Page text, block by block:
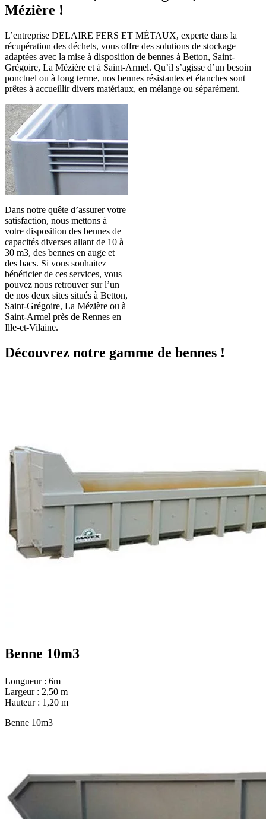
Mézière !
L’entreprise DELAIRE FERS ET MÉTAUX, experte dans la
récupération des déchets, vous offre des solutions de stockage
adaptées avec la mise à disposition de bennes à Betton, Saint-
Grégoire, La Mézière et à Saint-Armel. Qu’il s’agisse d’un besoin
ponctuel ou à long terme, nos bennes résistantes et étanches sont
prêtes à accueillir divers matériaux, en mélange ou séparément.
Dans notre quête d’assurer votre
satisfaction, nous mettons à
votre disposition des bennes de
capacités diverses allant de 10 à
30 m3, des bennes en auge et
des bacs. Si vous souhaitez
bénéficier de ces services, vous
pouvez nous retrouver sur l’un
de nos deux sites situés à Betton,
Saint-Grégoire, La Mézière ou à
Saint-Armel près de Rennes en
Ille-et-Vilaine.
Découvrez notre gamme de bennes !
Benne 10m3
Longueur : 6m
Largeur : 2,50 m
Hauteur : 1,20 m
Benne 10m3